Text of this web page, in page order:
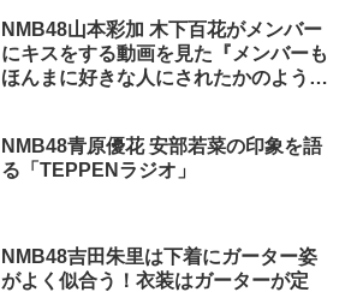
NMB48山本彩加 木下百花がメンバー
にキスをする動画を見た『メンバーも
ほんまに好きな人にされたかのような
NMB48青原優花 安部若菜の印象を語
る「TEPPENラジオ」
NMB48吉田朱里は下着にガーター姿
がよく似合う！衣装はガーターが定